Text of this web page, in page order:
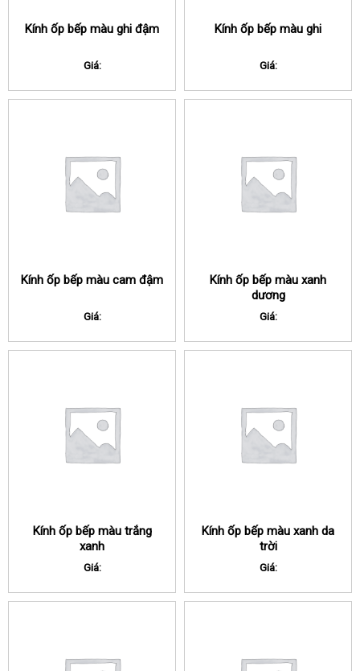
Kính ốp bếp màu ghi đậm
Giá:
Kính ốp bếp màu ghi
Giá:
Kính ốp bếp màu cam đậm
Giá:
Kính ốp bếp màu xanh
dương
Giá:
Kính ốp bếp màu trắng
xanh
Giá:
Kính ốp bếp màu xanh da
trời
Giá: